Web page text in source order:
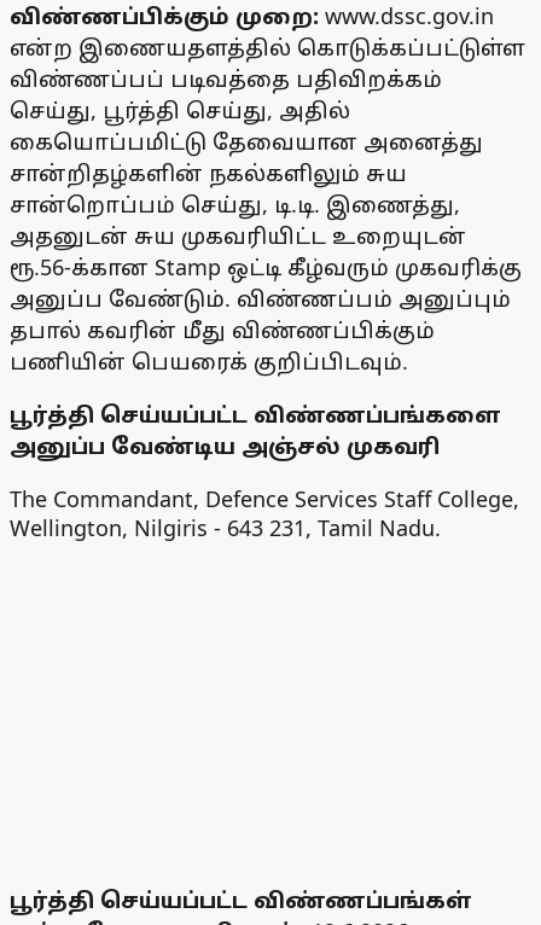
விண்ணப்பிக்கும் முறை: www.dssc.gov.in
என்ற இணையதளத்தில் கொடுக்கப்பட்டுள்ள
விண்ணப்பப் படிவத்தை பதிவிறக்கம்
செய்து, பூர்த்தி செய்து, அதில்
கையொப்பமிட்டு தேவையான அனைத்து
சான்றிதழ்களின் நகல்களிலும் சுய
சான்றொப்பம் செய்து, டி.டி. இணைத்து,
அதனுடன் சுய முகவரியிட்ட உறையுடன்
ரூ.56-க்கான Stamp ஒட்டி கீழ்வரும் முகவரிக்கு
அனுப்ப வேண்டும். விண்ணப்பம் அனுப்பும்
தபால் கவரின் மீது விண்ணப்பிக்கும்
பணியின் பெயரைக் குறிப்பிடவும்.
பூர்த்தி செய்யப்பட்ட விண்ணப்பங்களை
அனுப்ப வேண்டிய அஞ்சல் முகவரி
The Commandant, Defence Services Staff College,
Wellington, Nilgiris - 643 231, Tamil Nadu.
பூர்த்தி செய்யப்பட்ட விண்ணப்பங்கள்